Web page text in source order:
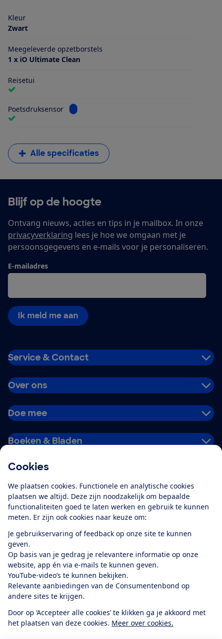
Cookies
We plaatsen cookies. Functionele en analytische cookies
plaatsen we altijd. Deze zijn noodzakelijk om bepaalde
functionaliteiten goed te laten werken en gebruik te kunnen
meten. Er zijn ook cookies naar keuze om:
Je gebruikservaring of feedback op onze site te kunnen
geven.
Op basis van je gedrag je relevantere informatie op onze
website, app én via e-mails te kunnen geven.
YouTube-video’s te kunnen bekijken.
Relevante aanbiedingen van de Consumentenbond op
andere sites te krijgen.
Door op ‘Accepteer alle cookies’ te klikken ga je akkoord met
het plaatsen van deze cookies. Meer over cookies.
Kleur
Zwart
Meegeleverde opzetborstels
1 x iO Ultimate Clean
Reisetui
Poetsdruksensor Bekijk informatie voor Poetsdruksensor
Alle specificaties
Blijf op de hoogte
Ontvang nieuws, acties en tips in je mailbox. In onze
privacyverklaring lees je hoe we omgaan met je
persoonsgegevens en e-mails voor je personaliseren.
E-mailadres
Ik meld me aan
Service & Contact
Over ons
Doe mee
Boeken & Bladen
Alles over de
app
Algemene Voorwaarden
Privacyverklaring
Cookiebeleid
Privacyvoorkeuren
Toegankelijkheid
RSS-feed nieuws
Facebook
TwitterInstagram
YoutubeLinkedIn
12.901consumentenbeoordelen de Consumentenbondmet gemiddeld